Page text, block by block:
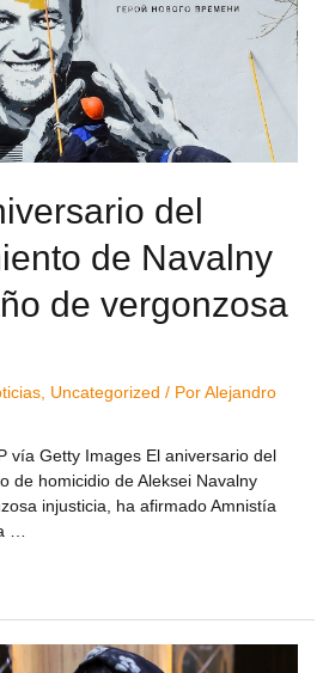
del
de Navalny
de vergonzosa
Uncategorized / PorAlejandro
vía Getty Images El aniversario del
de homicidio de Aleksei Navalny
injusticia, ha afirmado Amnistía
…